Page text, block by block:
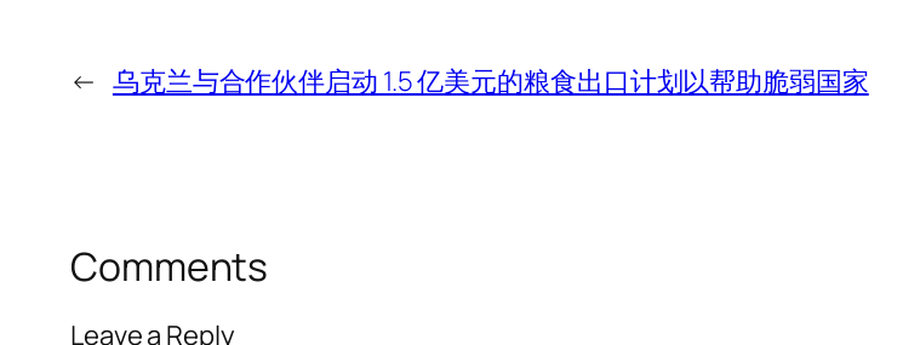
← 乌克兰与合作伙伴启动 1.5 亿美元的粮食出口计划以帮助脆弱国家
Comments
Leave a Reply